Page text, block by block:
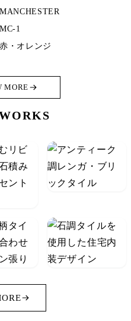
MANCHESTER
MC-1
赤・オレンジ
MORE